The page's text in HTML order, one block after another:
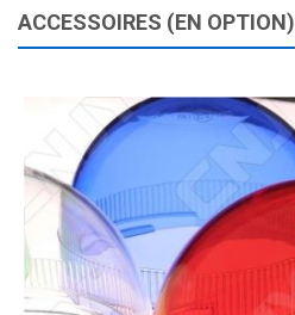
ACCESSOIRES (EN OPTION)